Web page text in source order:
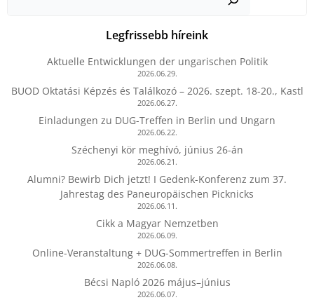
Legfrissebb híreink
Aktuelle Entwicklungen der ungarischen Politik
2026.06.29.
BUOD Oktatási Képzés és Találkozó – 2026. szept. 18-20., Kastl
2026.06.27.
Einladungen zu DUG-Treffen in Berlin und Ungarn
2026.06.22.
Széchenyi kör meghívó, június 26-án
2026.06.21.
Alumni? Bewirb Dich jetzt! I Gedenk-Konferenz zum 37.
Jahrestag des Paneuropäischen Picknicks
2026.06.11.
Cikk a Magyar Nemzetben
2026.06.09.
Online-Veranstaltung + DUG-Sommertreffen in Berlin
2026.06.08.
Bécsi Napló 2026 május–június
2026.06.07.